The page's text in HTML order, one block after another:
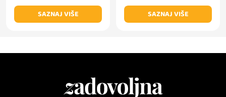
SAZNAJ VIŠE
SAZNAJ VIŠE